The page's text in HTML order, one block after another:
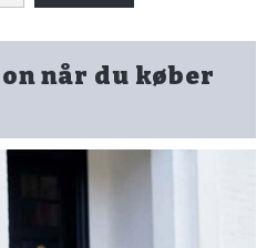
når du køber